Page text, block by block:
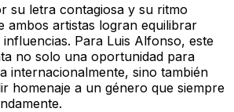
su letra contagiosa y su ritmo
ambos artistas logran equilibrar
Para Luis Alfonso, este
no solo una oportunidad para
internacionalmente, sino también
homenaje a un género que siempre